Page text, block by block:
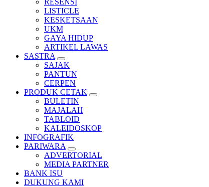
RESENSI
LISTICLE
KESKETSAAN
UKM
GAYA HIDUP
ARTIKEL LAWAS
SASTRA
SAJAK
PANTUN
CERPEN
PRODUK CETAK
BULETIN
MAJALAH
TABLOID
KALEIDOSKOP
INFOGRAFIK
PARIWARA
ADVERTORIAL
MEDIA PARTNER
BANK ISU
DUKUNG KAMI